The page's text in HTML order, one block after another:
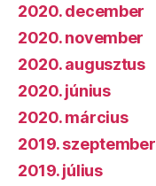
2020. december
2020. november
2020. augusztus
2020. június
2020. március
2019. szeptember
2019. július